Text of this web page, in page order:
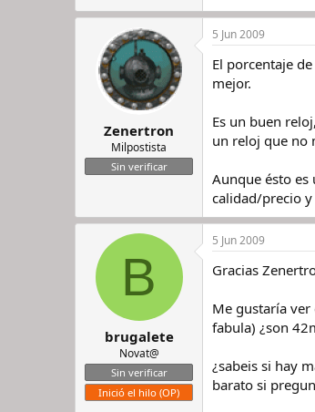
Zenertron
Milpostista
Sin verificar
5 Jun 2009
El porcentaje
mejor.
Es un buen
un reloj que no
Aunque ésto
calidad/precio
B
brugalete
Novat@
Sin verificar
Inició el hilo (OP)
5 Jun 2009
Gracias
Me gustaría
fabula) ¿son
¿sabeis si hay
barato si